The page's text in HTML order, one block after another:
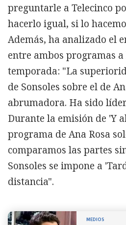
preguntarle a Telecinco
hacerlo igual, si lo
Además, ha analizado el
entre ambos programas
temporada: "La
de Sonsoles sobre el de
abrumadora. Ha sido
Durante la emisión de 'Y
programa de Ana Rosa
comparamos las partes
Sonsoles se impone a
distancia".
MEDIOS